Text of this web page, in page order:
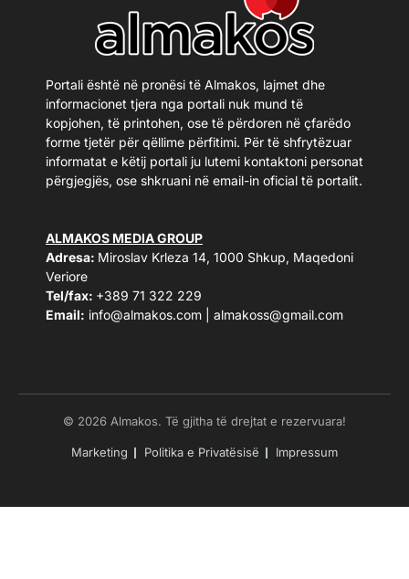
Portali është në pronësi të Almakos, lajmet dhe
informacionet tjera nga portali nuk mund të
kopjohen, të printohen, ose të përdoren në çfarëdo
forme tjetër për qëllime përfitimi. Për të shfrytëzuar
informatat e këtij portali ju lutemi kontaktoni personat
përgjegjës, ose shkruani në email-in oficial të portalit.
ALMAKOS MEDIA GROUP
Adresa: Miroslav Krleza 14, 1000 Shkup, Maqedoni
Veriore
Tel/fax: +389 71 322 229
Email: info@almakos.com almakoss@gmail.com
© 2026 Almakos. Të gjitha të drejtat e rezervuara!
Marketing Politika e Privatësisë Impressum